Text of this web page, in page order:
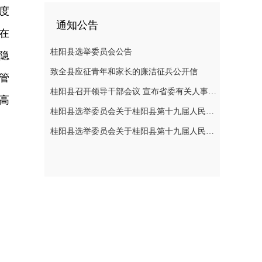
通知公告
桂阳县选举委员会公告
致全县应征青年和家长的廉洁征兵公开信
桂阳县召开领导干部会议 宣布省委有关人事安排决定
桂阳县选举委员会关于桂阳县第十九届人民代表大会代表选举日的公告
桂阳县选举委员会关于桂阳县第十九届人民代表大会代表选举日的公告